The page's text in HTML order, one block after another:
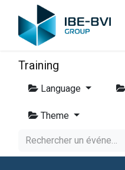
Training
Language
Theme